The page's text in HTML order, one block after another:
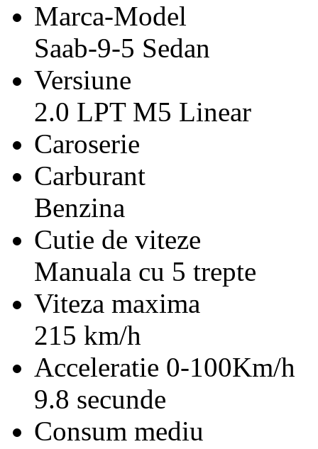
Marca-Model
Saab-9-5 Sedan
Versiune
2.0 LPT M5 Linear
Caroserie
Carburant
Benzina
Cutie de viteze
Manuala cu 5 trepte
Viteza maxima
215 km/h
Acceleratie 0-100Km/h
9.8 secunde
Consum mediu